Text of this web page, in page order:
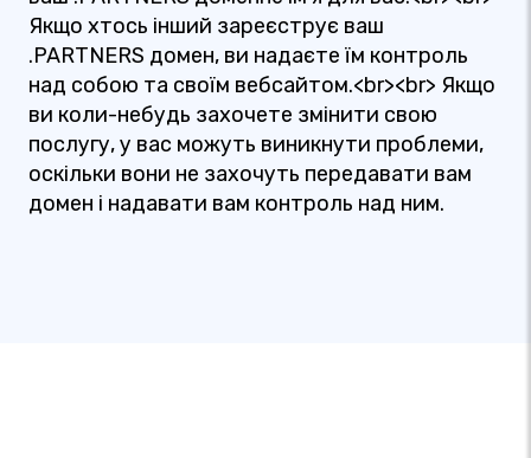
Якщо хтось інший зареєструє ваш
.PARTNERS домен, ви надаєте їм контроль
над собою та своїм вебсайтом.<br><br> Якщо
ви коли-небудь захочете змінити свою
послугу, у вас можуть виникнути проблеми,
оскільки вони не захочуть передавати вам
домен і надавати вам контроль над ним.